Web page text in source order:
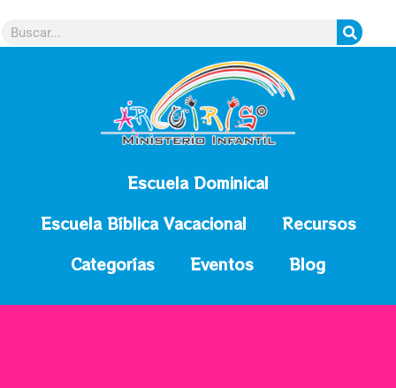
Escuela Dominical
Escuela Bíblica Vacacional
Recursos
Categorías
Eventos Blog